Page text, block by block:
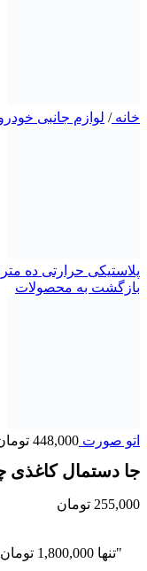
خانه/ لوازم جانبی
پلاستیکی حرارتی ده
بازگشت به محصولات
اتو صورت 448,000
جا دستمال کاغذی
255,000 تومان
"تنها 1,800,000 تومان